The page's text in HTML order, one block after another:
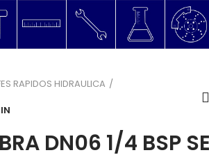
RAPIDOS HIDRAULICA
DN06 1/4 BSP